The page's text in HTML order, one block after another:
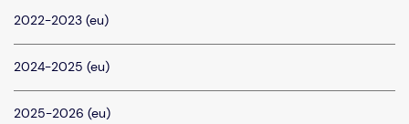
2022-2023 (eu)
2024-2025 (eu)
2025-2026 (eu)